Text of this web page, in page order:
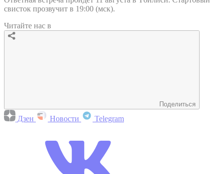
свисток прозвучит в 19:00 (мск).
Читайте нас в
Поделиться
Дзен Новости Telegram